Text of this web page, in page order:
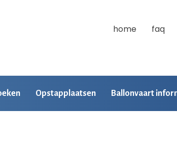
home faq
Opstapplaatsen Ballonvaart